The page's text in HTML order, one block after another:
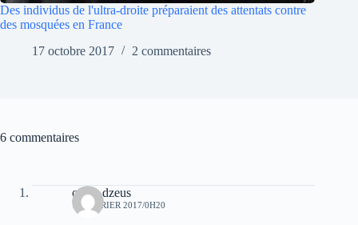
Des individus de l'ultra-droite préparaient des attentats contre
des mosquées en France
17 octobre 2017
2 commentaires
6 commentaires
oziris dzeus
17 FÉVRIER 2017/0H20